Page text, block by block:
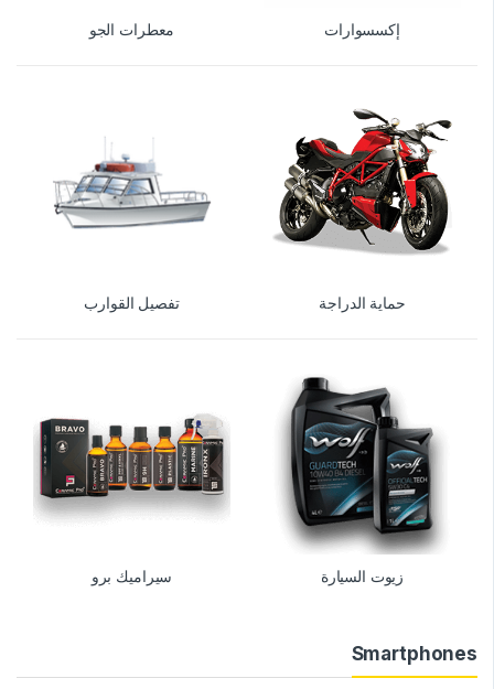
إكسسوارات معطرات الجو
حماية الدراجة تفصيل القوارب
زيوت السيارة سيراميك برو
Smartphones